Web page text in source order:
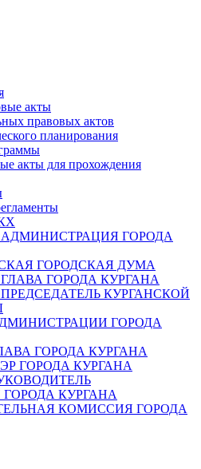
акты
правовых актов
планирования
акты для прохождения
ГОРОДА
ГОРОДСКАЯ ДУМА
ГОРОДА КУРГАНА
КУРГАНСКОЙ
ГОРОДА
ГОРОДА КУРГАНА
ГОРОДА КУРГАНА
КУРГАНА
КОМИССИЯ ГОРОДА